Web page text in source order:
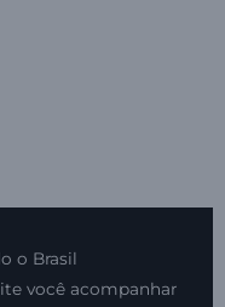
o Brasil
você acompanhar